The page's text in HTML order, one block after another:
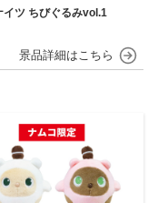
イツ ちびぐるみvol.1